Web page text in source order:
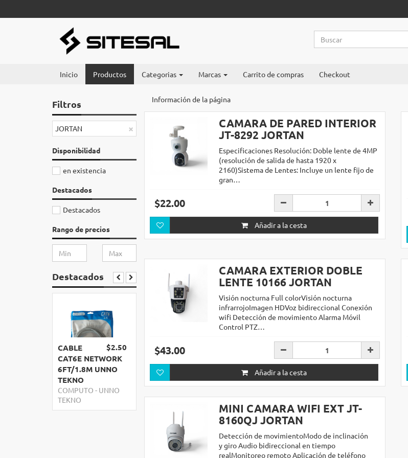
Inicio Productos Categorias Marcas Carrito de compras Checkout
Filtros
×
JORTAN
Disponibilidad
en existencia
Destacados
Destacados
Rango de precios
Destacados
$2.50
CABLE
CAT6E NETWORK
6FT/1.8M UNNO
TEKNO
COMPUTO - UNNO
TEKNO
Información de la página
CAMARA DE PARED INTERIOR
JT-8292 JORTAN
Especificaciones Resolución: Doble lente de 4MP
(resolución de salida de hasta 1920 x
2160)Sistema de Lentes: Incluye un lente fijo de
gran…
$22.00
Añadir a la cesta
CAMARA EXTERIOR DOBLE
LENTE 10166 JORTAN
Visión nocturna Full colorVisión nocturna
infrarrojoImagen HDVoz bidireccional Conexión
wifi Detección de movimiento Alarma Móvil
Control PTZ…
$43.00
Añadir a la cesta
MINI CAMARA WIFI EXT JT-
8160QJ JORTAN
Detección de movimientoModo de inclinación
y giro Audio bidireccional en tiempo
realMonitoreo remoto Aplicación de teléfono